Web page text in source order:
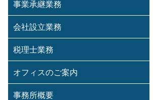
事業承継業務
会社設立業務
税理士業務
オフィスのご案内
事務所概要